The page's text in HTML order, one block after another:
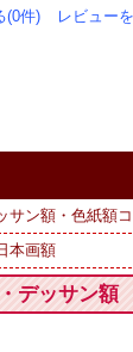
(0件) レビュー
サン額・色紙額
本画額
デッサン額